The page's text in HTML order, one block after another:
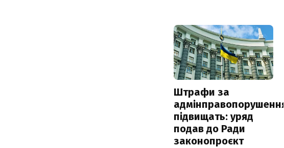
Штрафи за
адмінправопорушення
підвищать: уряд
подав до Ради
законопроєкт